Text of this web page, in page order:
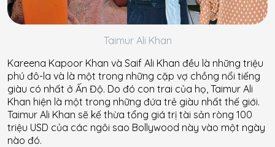
Taimur Ali Khan
Kareena Kapoor Khan và Saif Ali Khan đều là những triệu
phú đô-la và là một trong những cặp vợ chồng nổi tiếng
giàu có nhất ở Ấn Độ. Do đó con trai của họ, Taimur Ali
Khan hiện là một trong những đứa trẻ giàu nhất thế giới.
Taimur Ali Khan sẽ kế thừa tổng giá trị tài sản ròng 100
triệu USD của các ngôi sao Bollywood này vào một ngày
nào đó.